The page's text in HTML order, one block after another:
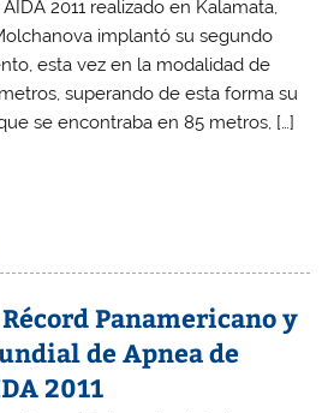
2011 realizado en Kalamata,
implantó su segundo
esta vez en la modalidad de
superando de esta forma su
se encontraba en 85 metros, […]
Panamericano y
de Apnea de
2011